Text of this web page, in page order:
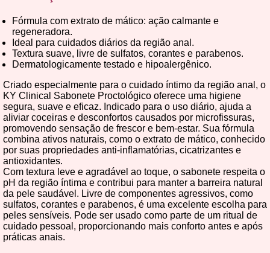
Fórmula com extrato de mático: ação calmante e
regeneradora.
Ideal para cuidados diários da região anal.
Textura suave, livre de sulfatos, corantes e parabenos.
Dermatologicamente testado e hipoalergênico.
Criado especialmente para o cuidado íntimo da região anal, o
KY Clinical Sabonete Proctológico oferece uma higiene
segura, suave e eficaz. Indicado para o uso diário, ajuda a
aliviar coceiras e desconfortos causados por microfissuras,
promovendo sensação de frescor e bem-estar. Sua fórmula
combina ativos naturais, como o extrato de mático, conhecido
por suas propriedades anti-inflamatórias, cicatrizantes e
antioxidantes.
Com textura leve e agradável ao toque, o sabonete respeita o
pH da região íntima e contribui para manter a barreira natural
da pele saudável. Livre de componentes agressivos, como
sulfatos, corantes e parabenos, é uma excelente escolha para
peles sensíveis. Pode ser usado como parte de um ritual de
cuidado pessoal, proporcionando mais conforto antes e após
práticas anais.